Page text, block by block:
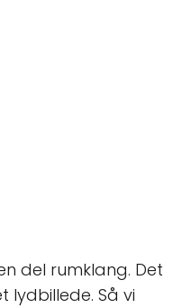
del rumklang. Det
lydbillede. Så vi